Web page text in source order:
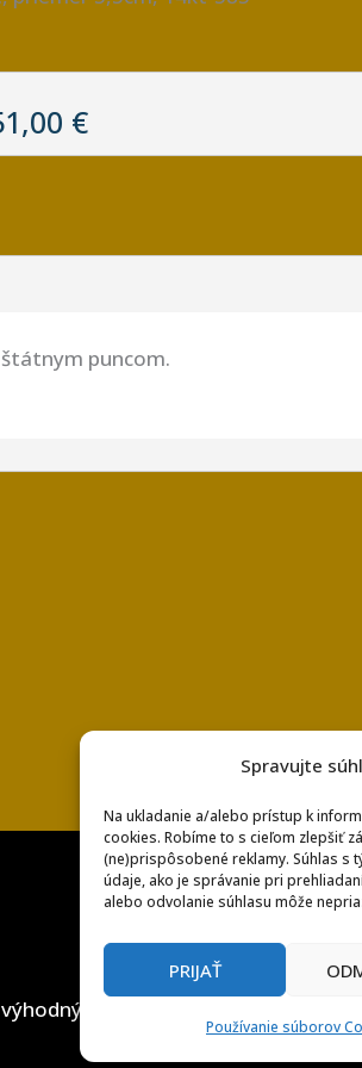
Spravujte
Na ukladanie a/alebo prístup k
cookies. Robíme to s cieľom zlepšiť
(ne)prispôsobené reklamy. Súhlas s
údaje, ako je správanie pri
alebo odvolanie súhlasu môže
PRIJAŤ
Používanie súborov
€
puncom.
podmienkami